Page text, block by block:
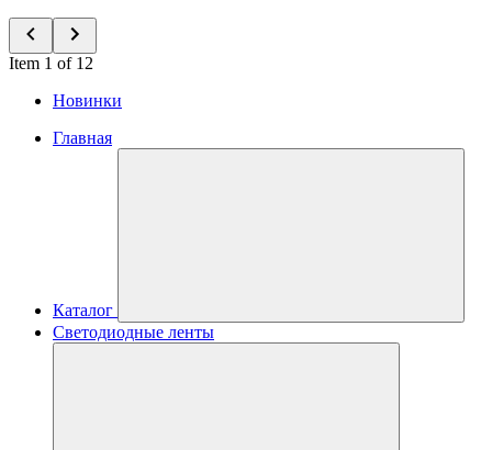
Item 1 of 12
Новинки
Главная
Каталог
Светодиодные ленты